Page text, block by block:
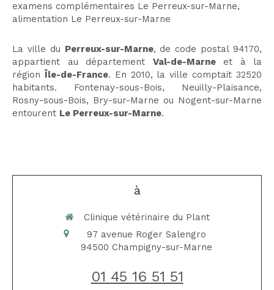
examens complémentaires Le Perreux-sur-Marne,
alimentation Le Perreux-sur-Marne
La ville du Perreux-sur-Marne, de code postal 94170,
appartient au département Val-de-Marneet à la
régionÎle-de-France. En 2010, la ville comptait 32520
habitants. Fontenay-sous-Bois, Neuilly-Plaisance,
Rosny-sous-Bois, Bry-sur-Marne ou Nogent-sur-Marne
entourent Le Perreux-sur-Marne.
à
Clinique vétérinaire du Plant
97 avenue Roger Salengro
94500 Champigny-sur-Marne
01 45 16 51 51